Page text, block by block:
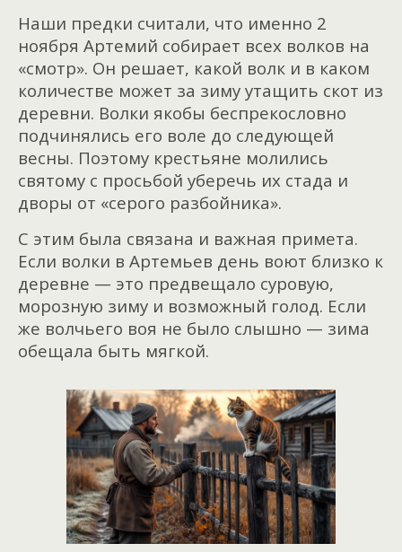
Наши предки считали, что именно 2
ноября Артемий собирает всех волков на
«смотр». Он решает, какой волк и в каком
количестве может за зиму утащить скот из
деревни. Волки якобы беспрекословно
подчинялись его воле до следующей
весны. Поэтому крестьяне молились
святому с просьбой уберечь их стада и
дворы от «серого разбойника».
С этим была связана и важная примета.
Если волки в Артемьев день воют близко к
деревне — это предвещало суровую,
морозную зиму и возможный голод. Если
же волчьего воя не было слышно — зима
обещала быть мягкой.